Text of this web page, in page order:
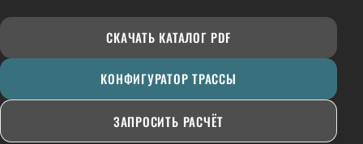
СКАЧАТЬ КАТАЛОГ PDF
КОНФИГУРАТОР ТРАССЫ
ЗАПРОСИТЬ РАСЧЁТ